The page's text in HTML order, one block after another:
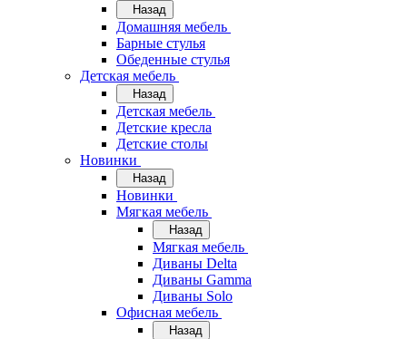
Назад
Домашняя мебель
Барные стулья
Обеденные стулья
Детская мебель
Назад
Детская мебель
Детские кресла
Детские столы
Новинки
Назад
Новинки
Мягкая мебель
Назад
Мягкая мебель
Диваны Delta
Диваны Gamma
Диваны Solo
Офисная мебель
Назад